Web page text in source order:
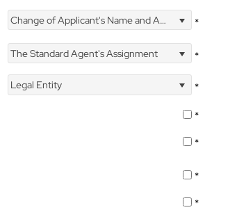
Change of Applicant's Name and Address *
The Standard Agent's Assignment
*
Legal Entity
*
*
*
*
*